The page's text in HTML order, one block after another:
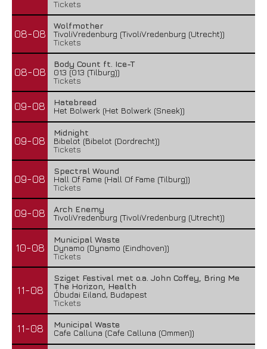
Tickets
08-08
Wolfmother
TivoliVredenburg (TivoliVredenburg (Utrecht))
Tickets
08-08
Body Count ft. Ice-T
013 (013 (Tilburg))
Tickets
09-08
Hatebreed
Het Bolwerk (Het Bolwerk (Sneek))
09-08
Midnight
Bibelot (Bibelot (Dordrecht))
Tickets
09-08
Spectral Wound
Hall Of Fame (Hall Of Fame (Tilburg))
Tickets
09-08
Arch Enemy
TivoliVredenburg (TivoliVredenburg (Utrecht))
10-08
Municipal Waste
Dynamo (Dynamo (Eindhoven))
Tickets
11-08
Sziget Festival met o.a. John Coffey, Bring Me
The Horizon, Health
Óbudai Eiland, Budapest
Tickets
11-08
Municipal Waste
Cafe Calluna (Cafe Calluna (Ommen))